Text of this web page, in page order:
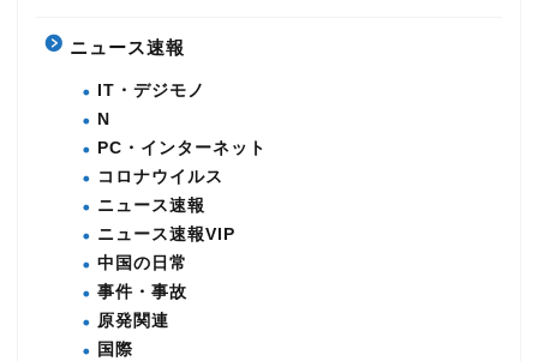
ニュース速報
IT・デジモノ
N
PC・インターネット
コロナウイルス
ニュース速報
ニュース速報VIP
中国の日常
事件・事故
原発関連
国際